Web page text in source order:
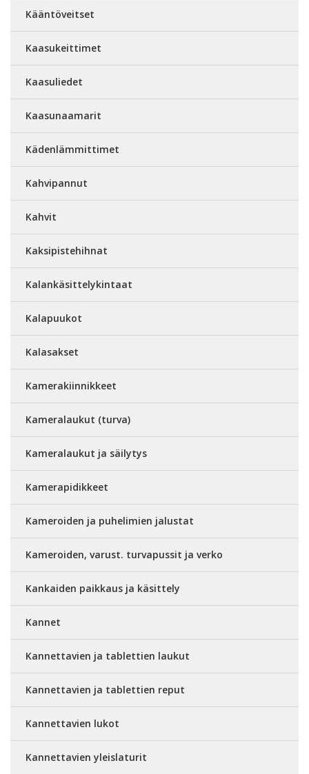
Kääntöveitset
Kaasukeittimet
Kaasuliedet
Kaasunaamarit
Kädenlämmittimet
Kahvipannut
Kahvit
Kaksipistehihnat
Kalankäsittelykintaat
Kalapuukot
Kalasakset
Kamerakiinnikkeet
Kameralaukut (turva)
Kameralaukut ja säilytys
Kamerapidikkeet
Kameroiden ja puhelimien jalustat
Kameroiden, varust. turvapussit ja verko
Kankaiden paikkaus ja käsittely
Kannet
Kannettavien ja tablettien laukut
Kannettavien ja tablettien reput
Kannettavien lukot
Kannettavien yleislaturit